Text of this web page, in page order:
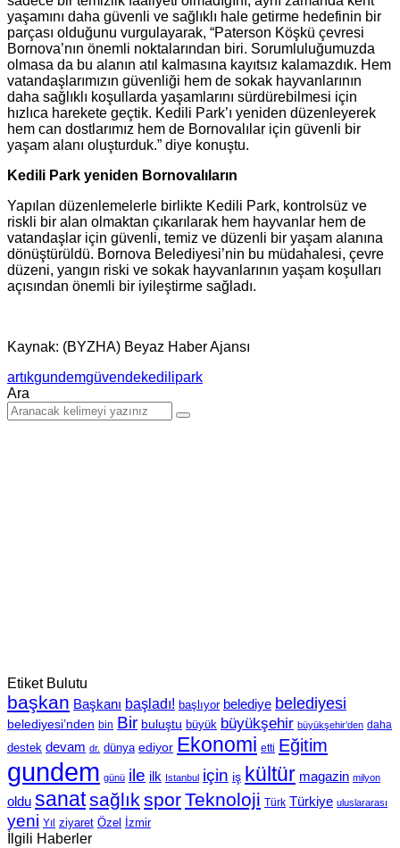
yaşamını daha güvenli ve sağlıklı hale getirme hedefinin bir
parçası olduğunu vurgulayarak, “Paterson Köşkü çevresi
Bornova’nın önemli noktalarından biri. Sorumluluğumuzda
olmasa da bu alanın atıl kalmasına kayıtsız kalamazdık. Hem
vatandaşlarımızın güvenliği hem de sokak hayvanlarının
daha sağlıklı koşullarda yaşamlarını sürdürebilmesi için
hızlıca harekete geçtik. Kedili Park’ı yeniden düzenleyerek
hem can dostlarımız hem de Bornovalılar için güvenli bir
yaşam alanı oluşturduk.” diye konuştu.
Kedili Park yeniden Bornovalıların
Yapılan düzenlemelerle birlikte Kedili Park, kontrolsüz ve
riskli bir alan olmaktan çıkarılarak hem hayvanlar hem de
vatandaşlar için güvenli, temiz ve düzenli bir yaşam alanına
dönüştürüldü. Bornova Belediyesi’nin bu müdahalesi, çevre
düzeni, yangın riski ve sokak hayvanlarının yaşam koşulları
açısından önemli bir iyileştirme sağladı.
Kaynak: (BYZHA) Beyaz Haber Ajansı
artıkgundemgüvendekedilipark
Ara
Etiket Bulutu
başkan Başkanı başladı! başlıyor belediye belediyesi
belediyesi’nden bin Bir buluştu büyük büyükşehir büyükşehir’den daha
destek devam dr. dünya ediyor Ekonomi etti Eğitim
gundem günü ile ilk Istanbul için iş kültür magazin milyon
oldu sanatsağlık sporTeknoloji Türk Türkiye uluslararası
yeni Yıl ziyaret Özel İzmir
İlgili Haberler